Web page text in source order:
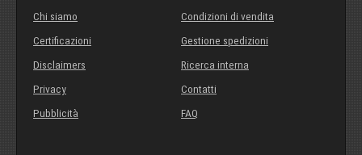
Chi siamo
Certificazioni
Disclaimers
Privacy
Pubblicità
Condizioni di vendita
Gestione spedizioni
Ricerca interna
Contatti
FAQ